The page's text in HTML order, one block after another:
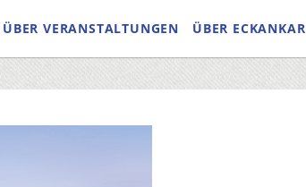
ÜBER VERANSTALTUNGEN ÜBER ECKANKAR